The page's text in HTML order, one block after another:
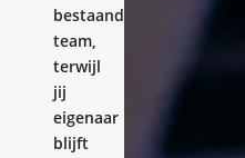
bestaande
team,
terwijl
jij
eigenaar
blijft